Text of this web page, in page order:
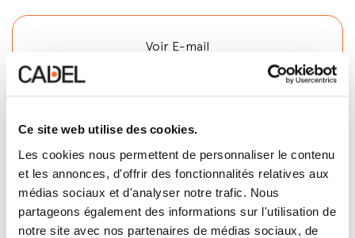
Ce site web utilise des cookies.
Les cookies nous permettent de personnaliser le contenu
et les annonces, d'offrir des fonctionnalités relatives aux
médias sociaux et d'analyser notre trafic. Nous
partageons également des informations sur l'utilisation de
notre site avec nos partenaires de médias sociaux, de
Voir E-mail
Contactez